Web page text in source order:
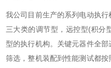
我公司目前生产的系列电动执
三大类的调节型，远控型(积分
型的执行机构。关键元器件全
筛选，整机装配到性能测试都